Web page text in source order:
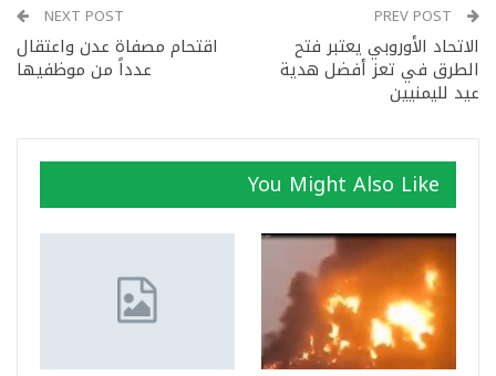
الاتحاد الأوروبي يعتبر فتح
الطرق في تعز أفضل هدية
عيد لليمنيين
NEXT POST
اقتحام مصفاة عدن واعتقال
عدداً من موظفيها
You Might Also Like